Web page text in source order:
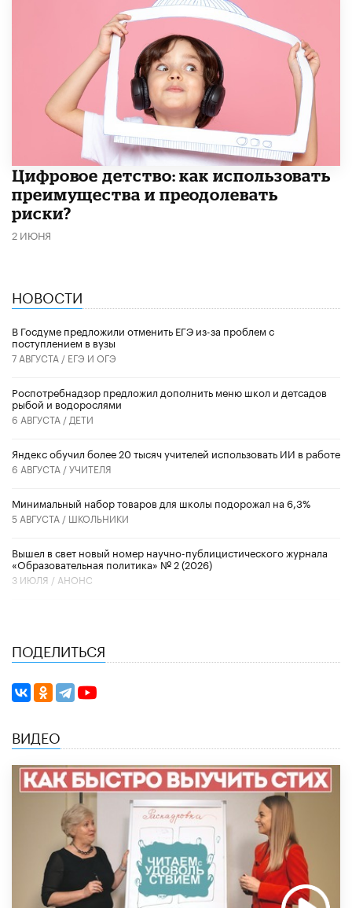
​Цифровое детство: как использовать
преимущества и преодолевать
риски?
2 ИЮНЯ
НОВОСТИ
В Госдуме предложили отменить ЕГЭ из-за проблем с
поступлением в вузы
7 АВГУСТА / ЕГЭ И ОГЭ
Роспотребнадзор предложил дополнить меню школ и детсадов
рыбой и водорослями
6 АВГУСТА / ДЕТИ
​Яндекс обучил более 20 тысяч учителей использовать ИИ в работе
6 АВГУСТА /УЧИТЕЛЯ
Минимальный набор товаров для школы подорожал на 6,3%
5 АВГУСТА / ШКОЛЬНИКИ
Вышел в свет новый номер научно-публицистического журнала
«Образовательная политика» № 2 (2026)
3 ИЮЛЯ / АНОНС
ПОДЕЛИТЬСЯ
ВИДЕО